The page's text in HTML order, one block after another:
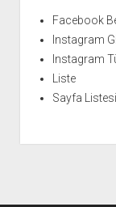
Facebook
Instagram
Instagram
Liste
Sayfa Listesi